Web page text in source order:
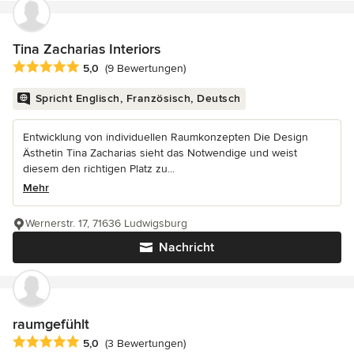
Tina Zacharias Interiors
Durchschnittliche Bewertung: 5 von 5 Sternen
5,0 (9 Bewertungen)
Spricht Englisch, Französisch, Deutsch
Entwicklung von individuellen Raumkonzepten Die Design
Ästhetin Tina Zacharias sieht das Notwendige und weist
diesem den richtigen Platz zu...
Mehr
Nachricht
Wernerstr. 17, 71636 Ludwigsburg
raumgefühlt
Durchschnittliche Bewertung: 5 von 5 Sternen
5,0 (3 Bewertungen)